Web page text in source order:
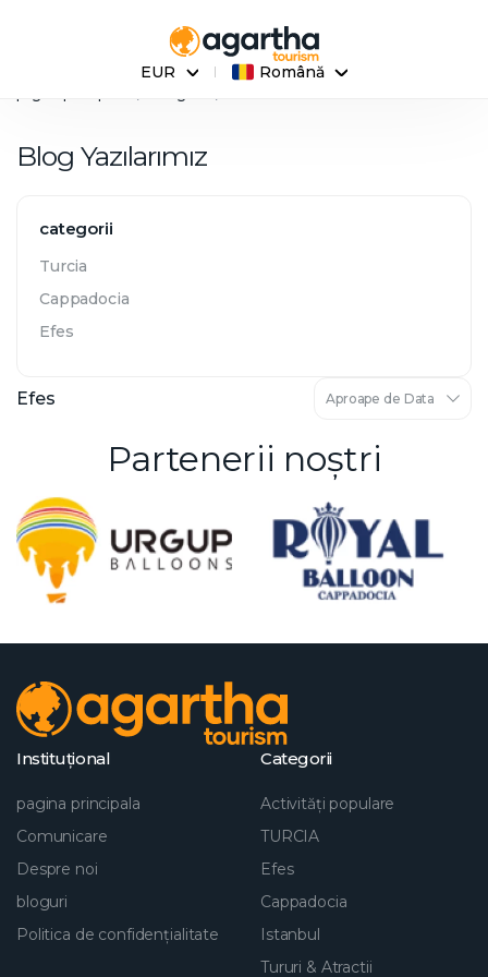
EUR Română
Blog Yazılarımız
categorii
Turcia
Cappadocia
Efes
Efes
Partenerii noștri
Instituţional
pagina principala
Comunicare
Despre noi
bloguri
Politica de confidențialitate
Categorii
Activități populare
TURCIA
Efes
Cappadocia
Istanbul
Tururi & Atractii